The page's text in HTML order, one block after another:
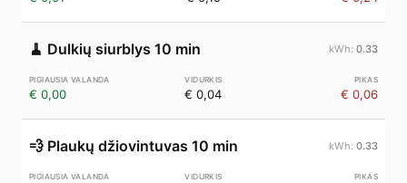
🧹 Dulkių siurblys 10 min 0.33
€ 0,00 € 0,04 € 0,06
💨 Plaukų džiovintuvas 10 min 0.33